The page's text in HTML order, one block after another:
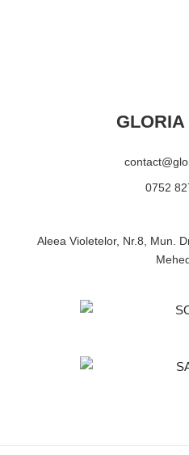
0752
Aleea Violetelor, Nr.8, Mun.